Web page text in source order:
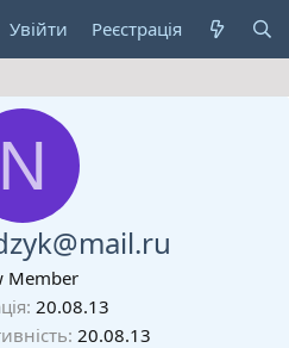
Увійти Реєстрація
N
Member
20.08.13
20.08.13